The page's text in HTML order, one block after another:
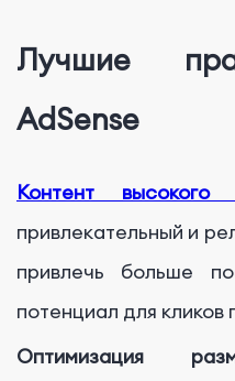
Лучшие
AdSense
Контент высокого
привлекательный и
привлечь больше
потенциал для кликов
Оптимизация